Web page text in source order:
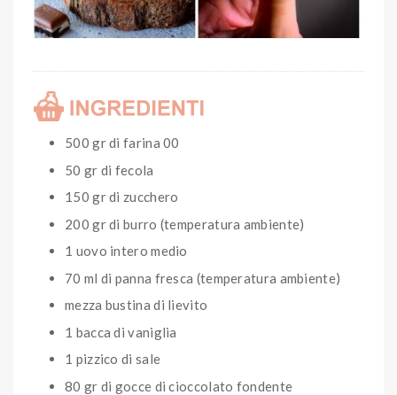
500 gr di farina 00
50 gr di fecola
150 gr di zucchero
200 gr di burro (temperatura ambiente)
1 uovo intero medio
70 ml di panna fresca (temperatura ambiente)
mezza bustina di lievito
1 bacca di vaniglia
1 pizzico di sale
80 gr di gocce di cioccolato fondente